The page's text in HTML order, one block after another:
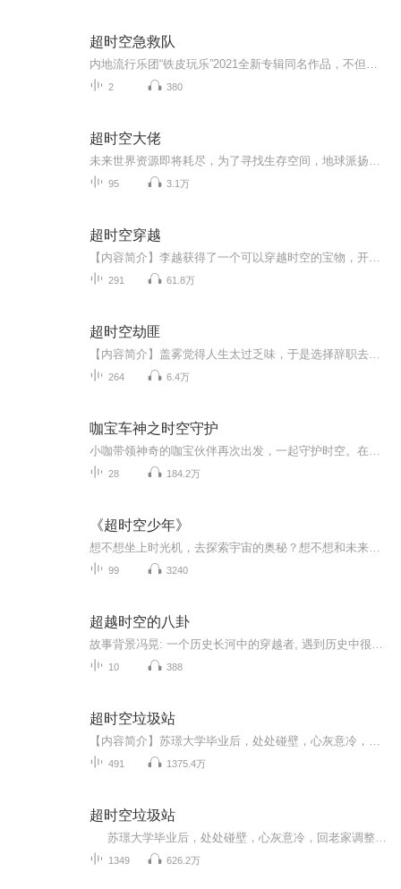
超时空急救队
2 380
超时空大佬
95 3.1万
超时空穿越
291 61.8万
超时空劫匪
264 6.4万
咖宝车神之时空守护
28 184.2万
《超时空少年》
99 3240
超越时空的八卦
10 388
超时空垃圾站
491 1375.4万
超时空垃圾站
1349 626.2万